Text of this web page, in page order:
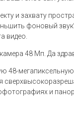
и захвату
фоновый
видео.
48 Мп. Да
48-
и